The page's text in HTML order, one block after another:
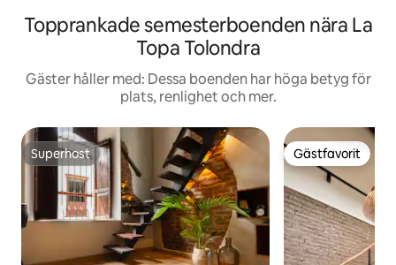
Topprankade semesterboenden nära La
Topa Tolondra
Gäster håller med: Dessa boenden har höga betyg för
plats, renlighet och mer.
Superhost
Superhost Gästfavorit
Gästfavorit